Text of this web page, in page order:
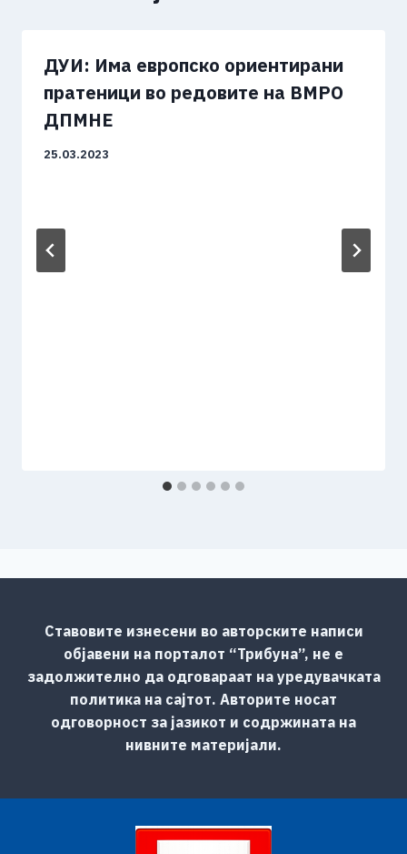
ДУИ: Има европско ориентирани
пратеници во редовите на ВМРО
ДПМНЕ
25.03.2023
Ставовите изнесени во авторските написи
објавени на порталот “Трибуна”, не е
задолжително да одговараат на уредувачката
политика на сајтот. Авторите носат
одговорност за јазикот и содржината на
нивните материјали.